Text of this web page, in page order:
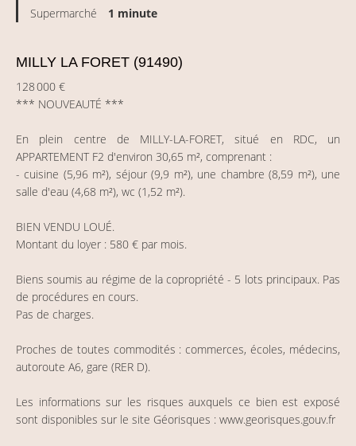
Supermarché 1 minute
MILLY LA FORET (91490)
128 000 €
*** NOUVEAUTÉ ***
En plein centre de MILLY-LA-FORET, situé en RDC, un
APPARTEMENT F2 d'environ 30,65 m², comprenant :
- cuisine (5,96 m²), séjour (9,9 m²), une chambre (8,59 m²), une
salle d'eau (4,68 m²), wc (1,52 m²).
BIEN VENDU LOUÉ.
Montant du loyer : 580 € par mois.
Biens soumis au régime de la copropriété - 5 lots principaux. Pas
de procédures en cours.
Pas de charges.
Proches de toutes commodités : commerces, écoles, médecins,
autoroute A6, gare (RER D).
Les informations sur les risques auxquels ce bien est exposé
sont disponibles sur le site Géorisques : www.georisques.gouv.fr